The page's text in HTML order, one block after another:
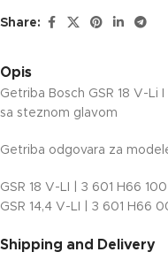
Share:
Opis
Getriba Bosch GSR 18 V-Li
sa steznom glavom
Getriba odgovara za
GSR 18 V-LI | 3 601 H66 100
GSR 14,4 V-LI | 3 601 H66
Shipping and Delivery